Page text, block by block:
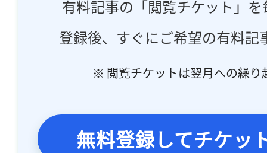
有料記事の「閲覧チケット」
登録後、すぐにご希望の有料記
※ 閲覧チケットは翌月への繰り
無料登録してチケッ